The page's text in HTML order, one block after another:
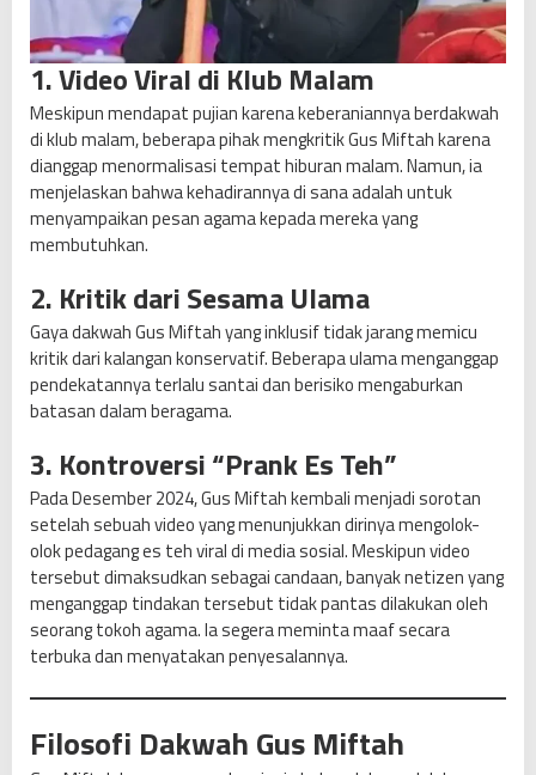
1. Video Viral di Klub Malam
Meskipun mendapat pujian karena keberaniannya berdakwah
di klub malam, beberapa pihak mengkritik Gus Miftah karena
dianggap menormalisasi tempat hiburan malam. Namun, ia
menjelaskan bahwa kehadirannya di sana adalah untuk
menyampaikan pesan agama kepada mereka yang
membutuhkan.
2. Kritik dari Sesama Ulama
Gaya dakwah Gus Miftah yang inklusif tidak jarang memicu
kritik dari kalangan konservatif. Beberapa ulama menganggap
pendekatannya terlalu santai dan berisiko mengaburkan
batasan dalam beragama.
3. Kontroversi “Prank Es Teh”
Pada Desember 2024, Gus Miftah kembali menjadi sorotan
setelah sebuah video yang menunjukkan dirinya mengolok-
olok pedagang es teh viral di media sosial. Meskipun video
tersebut dimaksudkan sebagai candaan, banyak netizen yang
menganggap tindakan tersebut tidak pantas dilakukan oleh
seorang tokoh agama. Ia segera meminta maaf secara
terbuka dan menyatakan penyesalannya.
Filosofi Dakwah Gus Miftah